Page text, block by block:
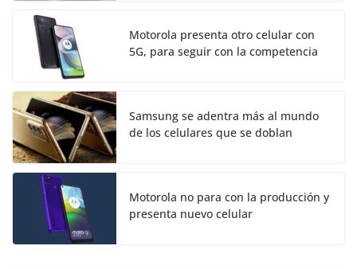
Motorola presenta otro celular con
5G, para seguir con la competencia
Samsung se adentra más al mundo
de los celulares que se doblan
Motorola no para con la producción y
presenta nuevo celular